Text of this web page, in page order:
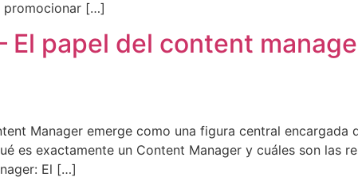
promocionar […]
El papel del content
Manager emerge como una figura central encargada
es exactamente un Content Manager y cuáles son las
El […]